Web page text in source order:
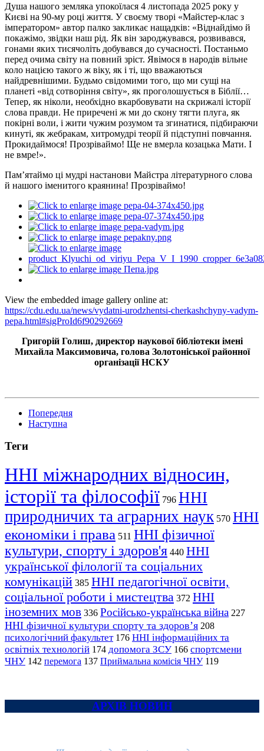
Душа нашого земляка упокоїлася 4 листопада 2025 року у
Києві на 90-му році життя. У своєму творі «Майстер-клас з
імператором» автор палко закликає нащадків: «Віднайдімо й
покажімо, звідки наш рід. Як він зароджувався, розвивався,
гонами яких тисячоліть добувався до сучасності. Постаньмо
перед очима світу на повний зріст. Явімося в народів вільне
коло нацією такого ж віку, як і ті, що вважаються
найдревнішими. Будьмо свідомими того, що ми сущі на
планеті «від сотворіння світу», як проголошується в Біблії…
Тепер, як ніколи, необхідно вкарбовувати на скрижалі історії
слова правди. Не приречені ж ми до скону тягти плуга, як
покірні воли, і жити чужим розумом та згинатися, підбираючи
кинуті, як жебракам, хитромудрі теорії й підступні повчання.
Прокидаймося! Прозріваймо! Ще не вмерла козацька Мати. І
не вмре!».
Пам’ятаймо ці мудрі настанови Майстра літературного слова
й нашого іменитого краянина! Прозріваймо!
View the embedded image gallery online at:
https://cdu.edu.ua/news/vydatni-urodzhentsi-cherkashchyny-vadym-
pepa.html#sigProId6f90292669
Григорій Голиш, директор наукової бібліотеки імені
Михайла Максимовича, голова Золотоніської районної
організації НСКУ
Попередня
Наступна
Теги
ННІ міжнародних відносин,
історії та філософії 796 ННІ
природничих та аграрних наук 570 ННІ
економіки і права 511 ННІ фізичної
культури, спорту і здоров'я 440 ННІ
української філології та соціальних
комунікацій 385 ННІ педагогічної освіти,
соціальної роботи і мистецтва 372 ННІ
іноземних мов 336 Російсько-українська війна 227
ННІ фізичної культури спорту та здоров’я 208
психологічний факультет 176 ННІ інформаційних та
освітніх технологій 174 допомога ЗСУ 166 спортсмени
ЧНУ 142 перемога 137 Приймальна комісія ЧНУ 119
АРХІВ НОВИН